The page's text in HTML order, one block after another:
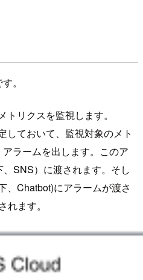
。
リクスを監視します。
しておいて、監視対象のメト
ラームを出します。このア
SNS）に渡されます。そし
、Chatbot)にアラームが渡さ
ます。